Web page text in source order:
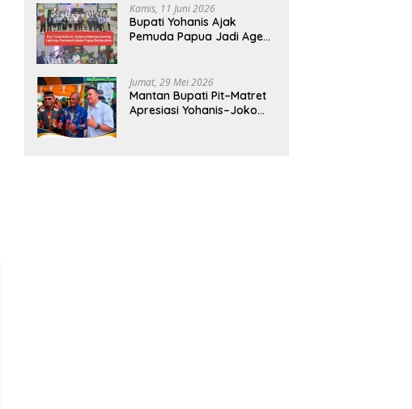
Kamis, 11 Juni 2026
Bupati Yohanis Ajak
Pemuda Papua Jadi Agen
Jumat, 29 Mei 2026
Mantan Bupati Pit–Matret
Apresiasi Yohanis–Joko